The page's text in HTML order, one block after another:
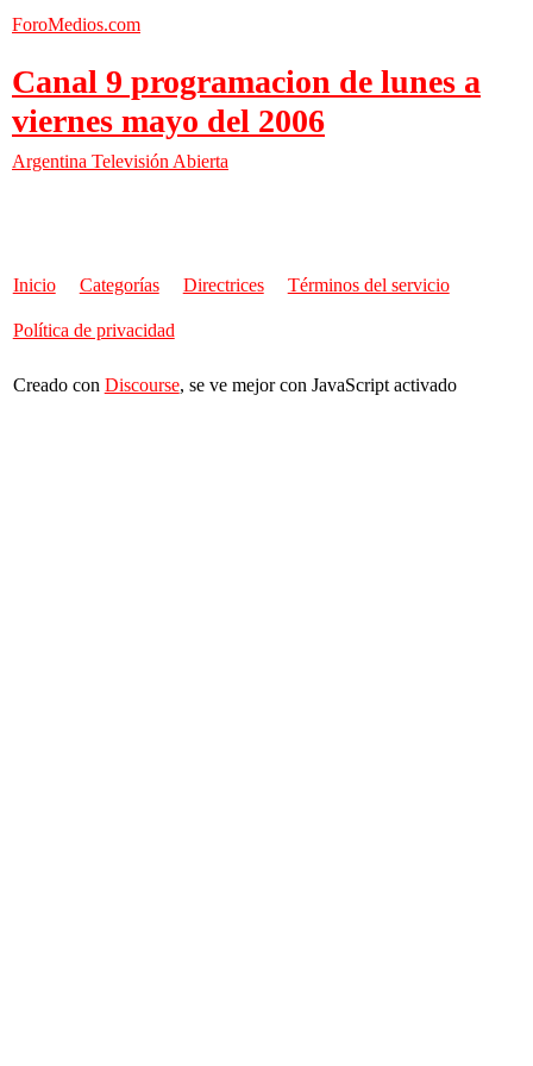
ForoMedios.com
Canal 9 programacion de lunes a
viernes mayo del 2006
Argentina Televisión Abierta
Inicio Categorías Directrices Términos del servicio
Política de privacidad
Creado con Discourse, se ve mejor con JavaScript activado